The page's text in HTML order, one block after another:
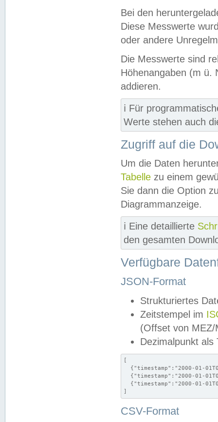
Bei den
Diese Messwerte
oder andere
Die Messwerte sind
Höhenangaben (m ü.
addieren.
ℹ️ Für
Werte stehen auch
Zugriff auf die
Um die Daten
Tabelle zu einem
Sie dann die Option
Diagrammanzeige.
ℹ️ Eine detaillierte
den gesamten
Verfügbare
JSON-Format
Strukturiertes
Zeitstempel im
(Offset von MEZ/
Dezimalpunkt als
[
{"timestamp":"2000-01-
{"timestamp":"2000-01-
{"timestamp":"2000-01-
]
CSV-Format